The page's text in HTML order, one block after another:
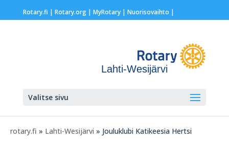
Rotary.fi | Rotary.org| MyRotary | Nuorisovaihto |
Lahti-Wesijärvi
Valitse sivu
rotary.fi » Lahti-Wesijärvi » Jouluklubi Katikeesia Hertsi